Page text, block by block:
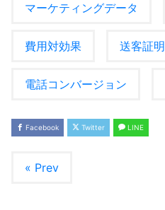
マーケティングデータ
費用対効果 送客証明
電話コンバージョン
Facebook Twitter LINE
« Prev